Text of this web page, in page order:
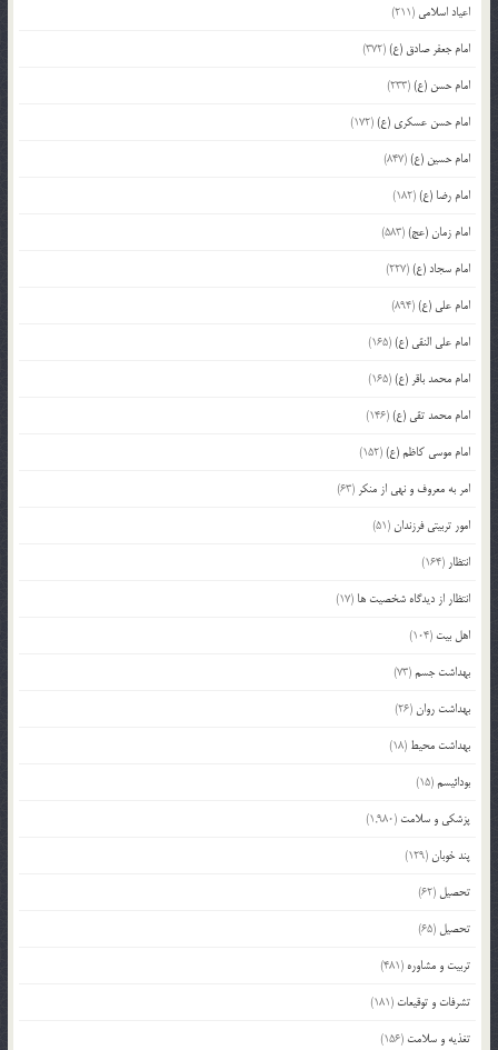
اعیاد اسلامی (211)
امام جعفر صادق (ع)(372)
امام حسن (ع)(233)
امام حسن عسکری (ع)(172)
امام حسین (ع)(847)
امام رضا (ع)(182)
امام زمان (عج)(583)
امام سجاد (ع)(227)
امام علی (ع)(894)
امام علی النقی (ع)(165)
امام محمد باقر (ع)(165)
امام محمد تقی (ع)(146)
امام موسی کاظم (ع)(152)
امر به معروف و نهی از منکر (63)
امور تربیتی فرزندان(51)
انتظار (164)
انتظار از دیدگاه شخصیت ها (17)
اهل بیت (104)
بهداشت جسم(73)
بهداشت روان(26)
بهداشت محیط (18)
بودائیسم(15)
پزشکی و سلامت (1,980)
پند خوبان(129)
تحصیل (62)
تحصیل (65)
تربیت و مشاوره (481)
تشرفات و توقیعات (181)
تغذیه و سلامت (156)